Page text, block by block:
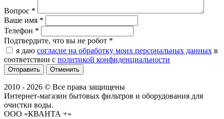
Вопрос *
Ваше имя *
Телефон *
Подтвердите, что вы не робот *
я даю согласие на обработку моих персональных данных в
соответствии с политикой конфиденциальности
Отменить
2010 - 2026 © Все права защищены
Интернет-магазин бытовых фильтров и оборудования для
очистки воды.
ООО «КВАНТА +»